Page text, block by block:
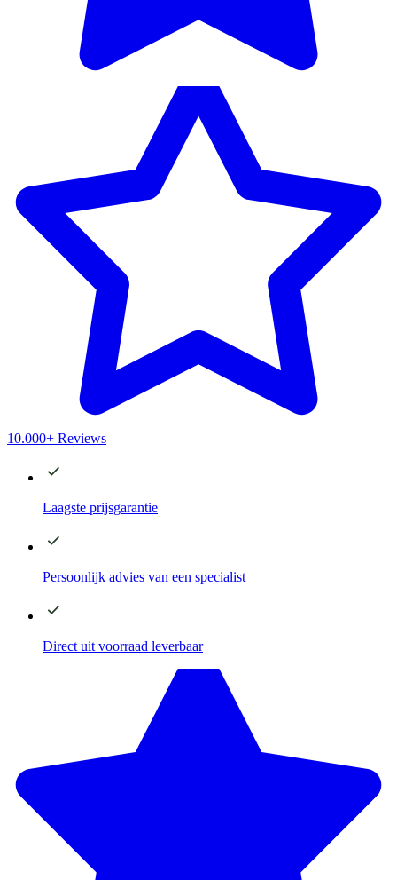
10.000+ Reviews
Laagste prijsgarantie
Persoonlijk advies van een specialist
Direct uit voorraad leverbaar